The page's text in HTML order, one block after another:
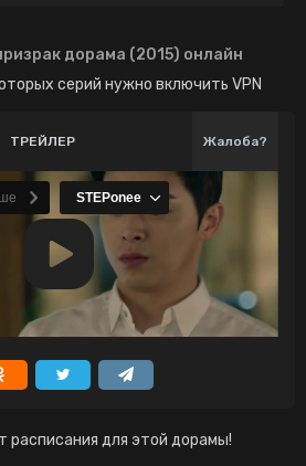
дорама (2015) онлайн
серий нужно включить VPN
ТРЕЙЛЕР Жалоба?
расписания для этой дорамы!